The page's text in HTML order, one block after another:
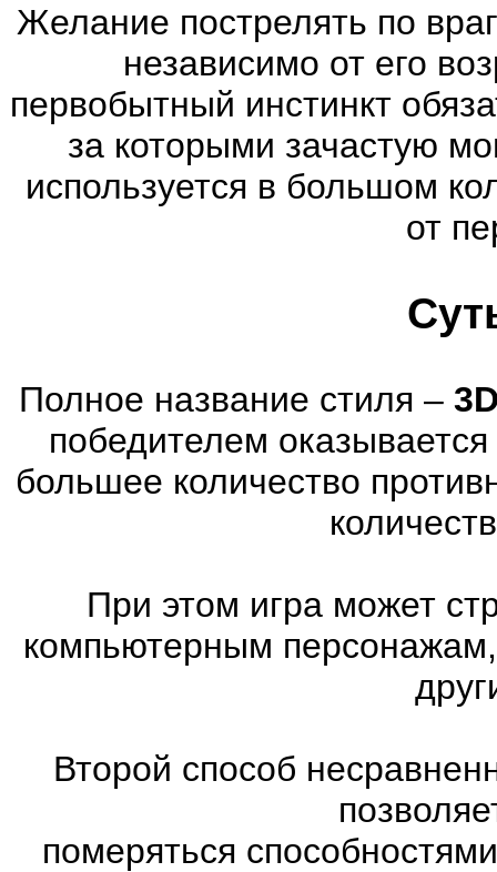
Желание пострелять по
независимо от его
первобытный инстинкт
за которыми зачастую
используется в большом
от
Полное название стиля –
победителем
большее количество
При этом игра может
компьютерным
Второй способ
померяться